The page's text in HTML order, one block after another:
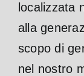
localizzata
alla
scopo di
nel nostro